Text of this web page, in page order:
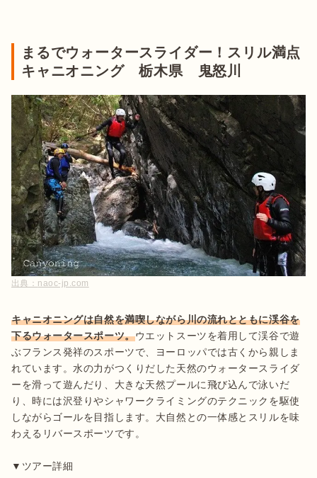
まるでウォータースライダー！スリル満点
キャニオニング 栃木県 鬼怒川
出典： naoc-jp.com
キャニオニングは自然を満喫しながら川の流れとともに渓谷を
下るウォータースポーツ。ウエットスーツを着用して渓谷で遊
ぶフランス発祥のスポーツで、ヨーロッパでは古くから親しま
れています。水の力がつくりだした天然のウォータースライダ
ーを滑って遊んだり、大きな天然プールに飛び込んで泳いだ
り、時には沢登りやシャワークライミングのテクニックを駆使
しながらゴールを目指します。大自然との一体感とスリルを味
わえるリバースポーツです。
▼ツアー詳細